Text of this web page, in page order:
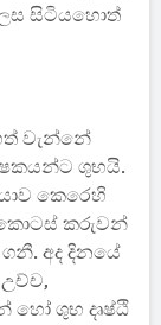
සිටියහොත්
වැන්නේ
ශුභයි.
කෙරෙහි
කොටස් කරුවන්
අද දිනයේ
හෝ ශුභ දෘෂ්ඨි